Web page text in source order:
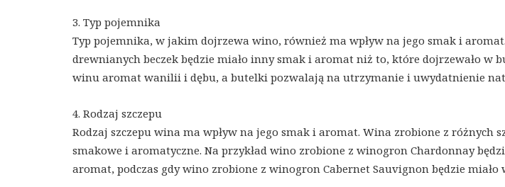
3. Typ pojemnika
Typ pojemnika, w jakim dojrzewa wino, również ma wpływ na jego smak i
drewnianych beczek będzie miało inny smak i aromat niż to, które dojrzewało w
winu aromat wanilii i dębu, a butelki pozwalają na utrzymanie i uwydatnienie
4. Rodzaj szczepu
Rodzaj szczepu wina ma wpływ na jego smak i aromat. Wina zrobione z różnych
smakowe i aromatyczne. Na przykład wino zrobione z winogron Chardonnay
aromat, podczas gdy wino zrobione z winogron Cabernet Sauvignon będzie